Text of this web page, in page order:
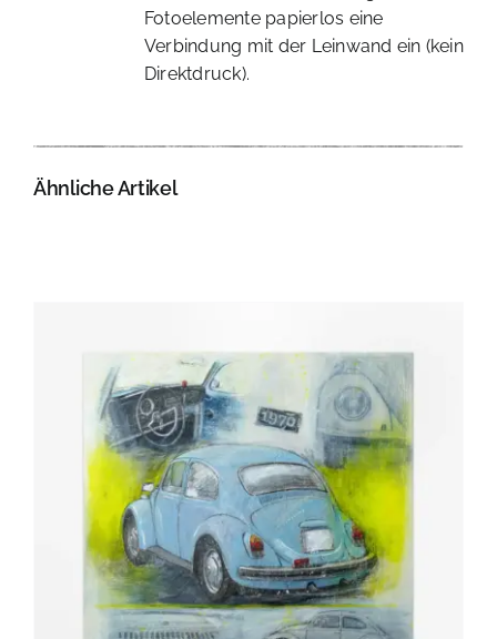
Fotoelemente papierlos eine
Verbindung mit der Leinwand ein (kein
Direktdruck).
Ähnliche Artikel